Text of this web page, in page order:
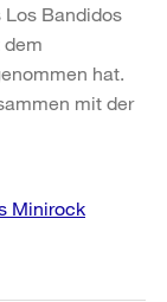
Los Bandidos
hat.
mit der
Minirock